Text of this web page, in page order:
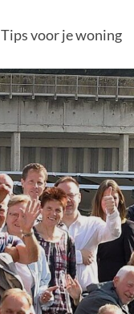
Tips voor je woning